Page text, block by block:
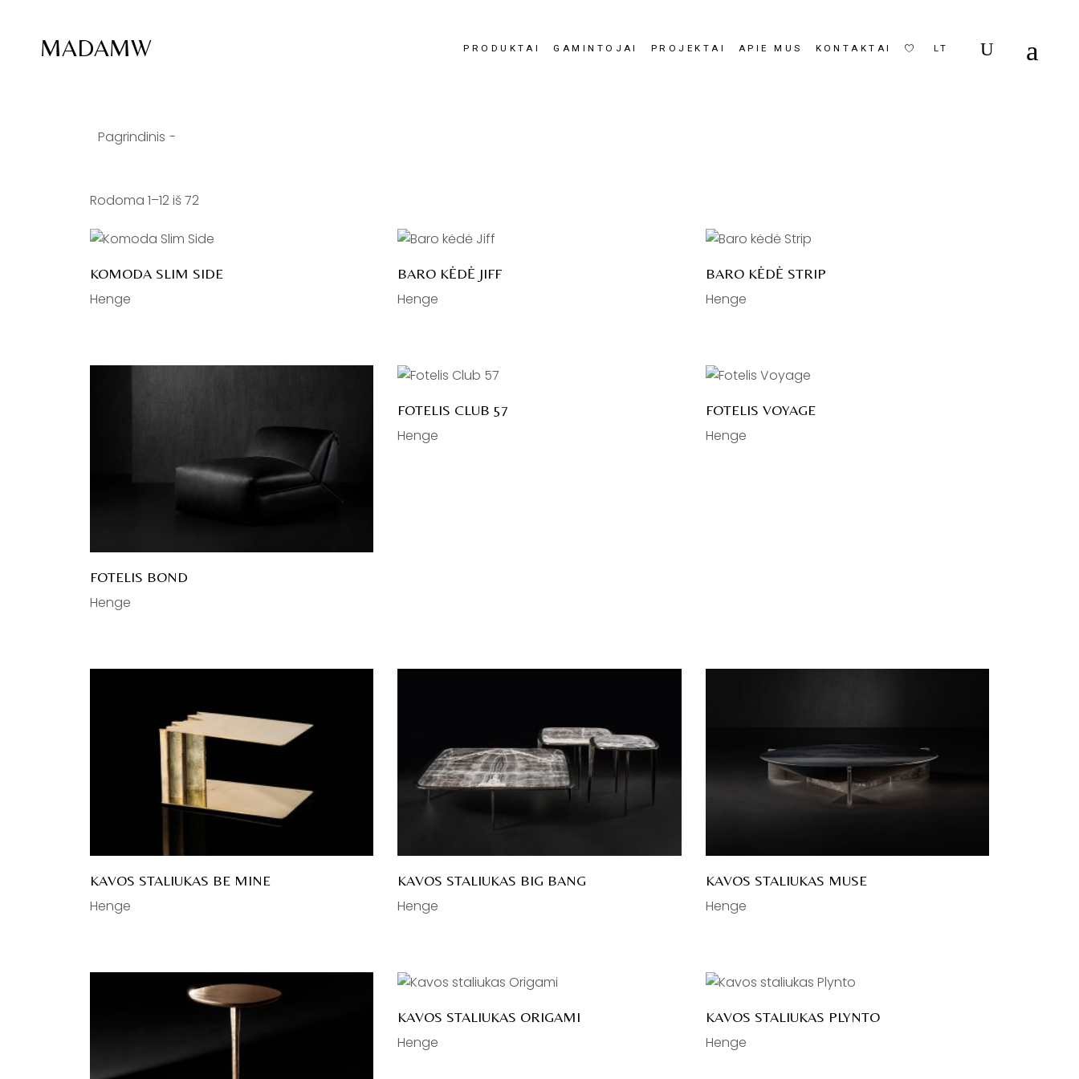
contentMADAMW PRODUKTAI GAMINTOJAI PROJEKTAI APIE MUS KONTAKTAI LT
Pagrindinis
Rodoma 1–12 iš 72
KOMODA SLIM SIDE
Henge
BARO KĖDĖ JIFF
Henge
BARO KĖDĖ STRIP
Henge
FOTELIS BOND
Henge
FOTELIS CLUB 57
Henge
FOTELIS VOYAGE
Henge
KAVOS STALIUKAS BE MINE
Henge
KAVOS STALIUKAS BIG BANG
Henge
KAVOS STALIUKAS MUSE
Henge
KAVOS STALIUKAS ORIGAMI
Henge
KAVOS STALIUKAS PLYNTO
Henge